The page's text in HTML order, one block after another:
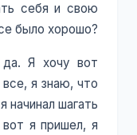
себя и свою
было хорошо?
Я хочу вот
я знаю, что
начинал шагать
я пришел, я